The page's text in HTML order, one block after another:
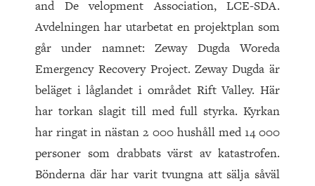
and De velopment Association, LCE-SDA.
Avdelningen har utarbetat en projektplan som
går under namnet: Zeway Dugda Woreda
Emergency Recovery Project. Zeway Dugda är
beläget i låglandet i området Rift Valley. Här
har torkan slagit till med full styrka. Kyrkan
har ringat in nästan 2 000 hushåll med 14 000
personer som drabbats värst av katastrofen.
Bönderna där har varit tvungna att sälja såväl